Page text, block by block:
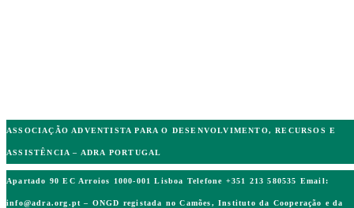
ASSOCIAÇÃO ADVENTISTA PARA O DESENVOLVIMENTO, RECURSOS E
ASSISTÊNCIA – ADRA PORTUGAL
Apartado 90 EC Arroios 1000-001 Lisboa Telefone +351 213 580535 Email:
info@adra.org.pt – ONGD registada no Camões, Instituto da Cooperação e da